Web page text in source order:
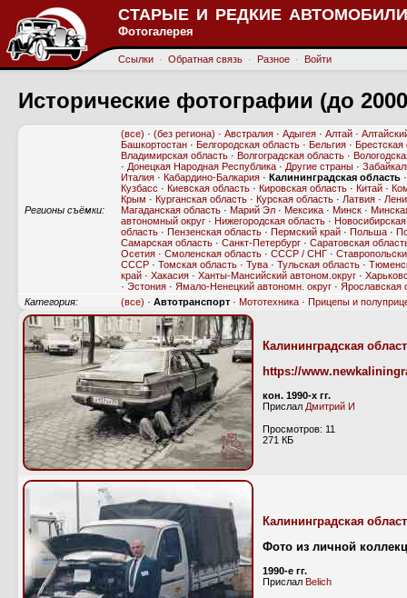
СТАРЫЕ И РЕДКИЕ
Фотогалерея
Ссылки · Обратная связь · Разное · Войти
Исторические фотографии (до
Регионы съёмки:
(все) · (без региона) · Австралия · Адыгея · Алтай ·
Башкортостан · Белгородская область · Бельгия · Брестская
Владимирская область · Волгоградская область ·
· Донецкая Народная Республика · Другие страны ·
Италия · Кабардино-Балкария · Калининградская область
Кузбасс · Киевская область · Кировская область · Китай ·
Крым · Курганская область · Курская область · Латвия ·
Магаданская область · Марий Эл · Мексика · Минск ·
автономный округ · Нижегородская область ·
область · Пензенская область · Пермский край · Польша ·
Самарская область · Санкт-Петербург · Саратовская
Осетия · Смоленская область · СССР / СНГ ·
СССР · Томская область · Тува · Тульская область ·
край · Хакасия · Ханты-Мансийский автоном.округ ·
· Эстония · Ямало-Ненецкий автономн. округ · Ярославская
Категория:
(все) · Автотранспорт · Мототехника · Прицепы и
Калининградская
https://
кон. 1990-х гг.
Прислал Дмитрий И
Просмотров: 11
271 КБ
Калининградская
Фото из личной
1990-е гг.
Прислал Belich